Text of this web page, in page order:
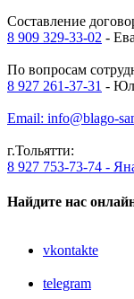
Составление
8 909 329-33-02 -
По вопросам
8 927 261-37-31 -
Email: info@blago-
г.Тольятти:
8 927 753-73-74 -
Найдите нас
vkontakte
telegram